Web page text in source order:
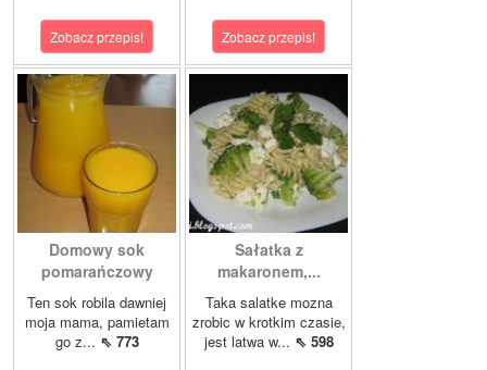
Zobacz przepis! Zobacz przepis!
Domowy sok
pomarańczowy
Ten sok robila dawniej
moja mama, pamietam
go z... ⇖ 773
Sałatka z
makaronem,...
Taka salatke mozna
zrobic w krotkim czasie,
jest latwa w... ⇖ 598